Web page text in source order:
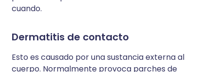
cuando.
Dermatitis de contacto
Esto es causado por una sustancia externa al
cuerpo. Normalmente provoca parches de